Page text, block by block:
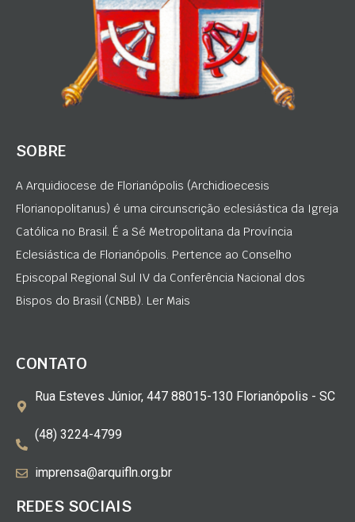
SOBRE
A Arquidiocese de Florianópolis (Archidioecesis
Florianopolitanus) é uma circunscrição eclesiástica da Igreja
Católica no Brasil. É a Sé Metropolitana da Província
Eclesiástica de Florianópolis. Pertence ao Conselho
Episcopal Regional Sul IV da Conferência Nacional dos
Bispos do Brasil (CNBB). Ler Mais
CONTATO
Rua Esteves Júnior, 447 88015-130 Florianópolis - SC
(48) 3224-4799
imprensa@arquifln.org.br
REDES SOCIAIS